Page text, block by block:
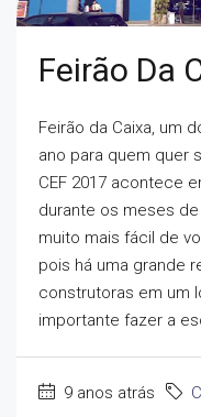
Feirão Da
Feirão da Caixa, um
ano para quem quer
CEF 2017 acontece
durante os meses
muito mais fácil de
pois há uma grande
construtoras em um
importante fazer a
9 anos atrás